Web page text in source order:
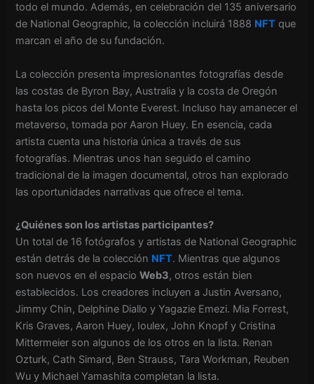
todo el mundo. Además, en celebración del 135 aniversario
de National Geographic, la colección incluirá 1888 NFT que
marcan el año de su fundación.
La colección presenta impresionantes fotografías desde
las costas de Byron Bay, Australia y la costa de Oregón
hasta los picos del Monte Everest. Incluso hay amanecer el
metaverso, tomada por Aaron Huey. En esencia, cada
artista cuenta una historia única a través de sus
fotografías. Mientras unos han seguido el camino
tradicional de la imagen documental, otros han explorado
las oportunidades narrativas que ofrece el tema.
¿Quiénes son los artistas participantes?
Un total de 16 fotógrafos y artistas de National Geographic
están detrás de la colección NFT. Mientras que algunos
son nuevos en el espacioWeb3, otros están bien
establecidos. Los creadores incluyen a Justin Aversano,
Jimmy Chin, Delphine Diallo y Yagazie Emezi. Mia Forrest,
Kris Graves, Aaron Huey, Ioulex, John Knopf y Cristina
Mittermeier son algunos de los otros en la lista. Renan
Ozturk, Cath Simard, Ben Strauss, Tara Workman, Reuben
Wu y Michael Yamashita completan la lista.